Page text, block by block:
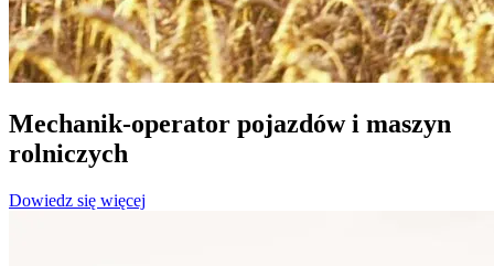
Mechanik-operator pojazdów i maszyn
rolniczych
Dowiedz się więcej